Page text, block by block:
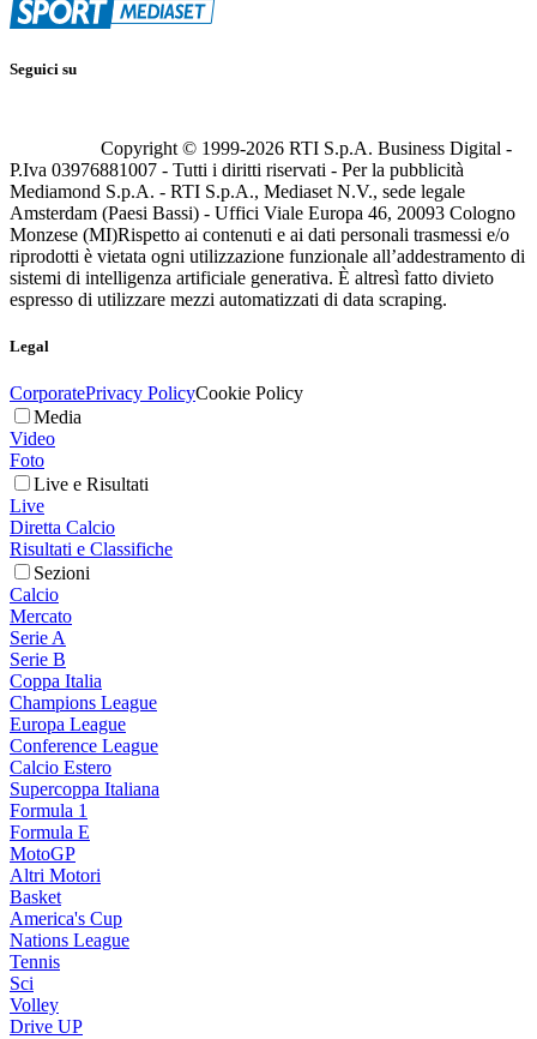
Seguici su
Copyright © 1999-2026 RTI S.p.A. Business Digital -
P.Iva 03976881007 - Tutti i diritti riservati - Per la pubblicità
Mediamond S.p.A. - RTI S.p.A., Mediaset N.V., sede legale
Amsterdam (Paesi Bassi) - Uffici Viale Europa 46, 20093 Cologno
Monzese (MI)Rispetto ai contenuti e ai dati personali trasmessi e/o
riprodotti è vietata ogni utilizzazione funzionale all’addestramento di
sistemi di intelligenza artificiale generativa. È altresì fatto divieto
espresso di utilizzare mezzi automatizzati di data scraping.
Legal
CorporatePrivacy PolicyCookie Policy
Media
Video
Foto
Live e Risultati
Live
Diretta Calcio
Risultati e Classifiche
Sezioni
Calcio
Mercato
Serie A
Serie B
Coppa Italia
Champions League
Europa League
Conference League
Calcio Estero
Supercoppa Italiana
Formula 1
Formula E
MotoGP
Altri Motori
Basket
America's Cup
Nations League
Tennis
Sci
Volley
Drive UP